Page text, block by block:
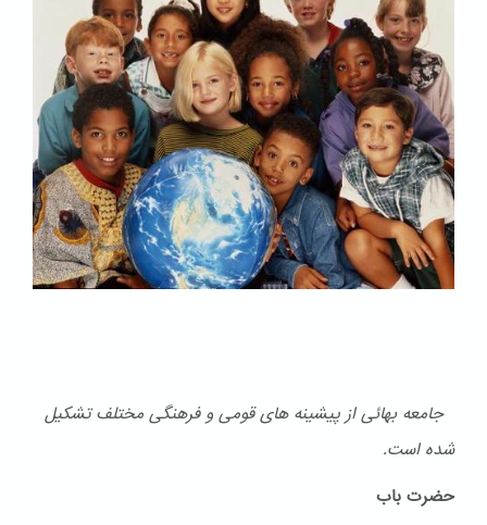
جامعه بهائی از پیشینه های قومی و فرهنگی مختلف تشكیل
شده است.
حضرت باب